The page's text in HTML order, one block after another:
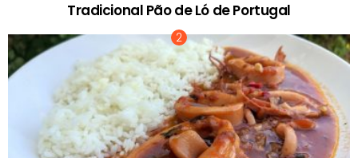
Tradicional Pão de Ló de Portugal